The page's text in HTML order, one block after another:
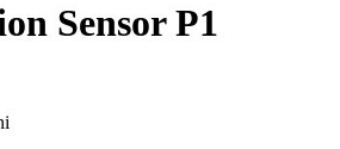
Sensor P1